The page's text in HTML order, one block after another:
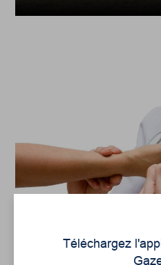
Au rythme de la
Téléchargez